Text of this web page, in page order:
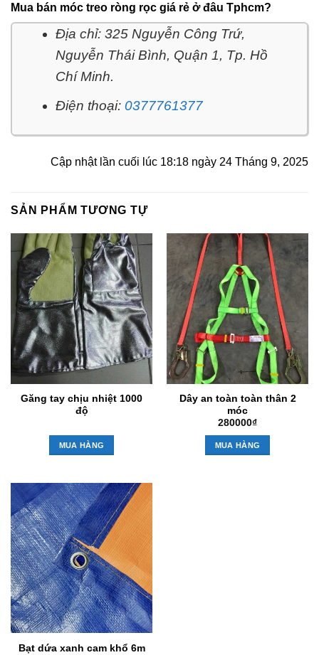
Mua bán móc treo ròng rọc giá rẻ ở đâu Tphcm?
Địa chỉ: 325 Nguyễn Công Trứ,
Nguyễn Thái Bình, Quận 1, Tp. Hồ
Chí Minh.
Điện thoại: 0377761377
Cập nhật lần cuối lúc 18:18 ngày 24 Tháng 9, 2025
SẢN PHẨM TƯƠNG TỰ
Găng tay chịu nhiệt 1000
độ
MUA HÀNG
Dây an toàn toàn thân 2
móc
280000₫
MUA HÀNG
Bạt dứa xanh cam khổ 6m